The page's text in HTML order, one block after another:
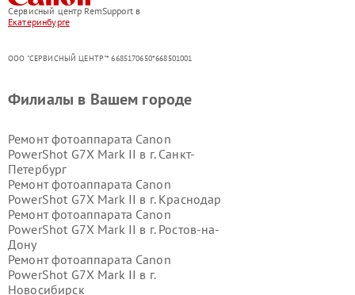
Сервисный центр RemSupport в
Екатеринбурге
ООО "СЕРВИСНЫЙ ЦЕНТР"* 6685170650*668501001
Филиалы в Вашем городе
Ремонт фотоаппарата Canon
PowerShot G7X Mark II в г. Санкт-
Петербург
Ремонт фотоаппарата Canon
PowerShot G7X Mark II в г. Краснодар
Ремонт фотоаппарата Canon
PowerShot G7X Mark II в г. Ростов-на-
Дону
Ремонт фотоаппарата Canon
PowerShot G7X Mark II в г.
Новосибирск